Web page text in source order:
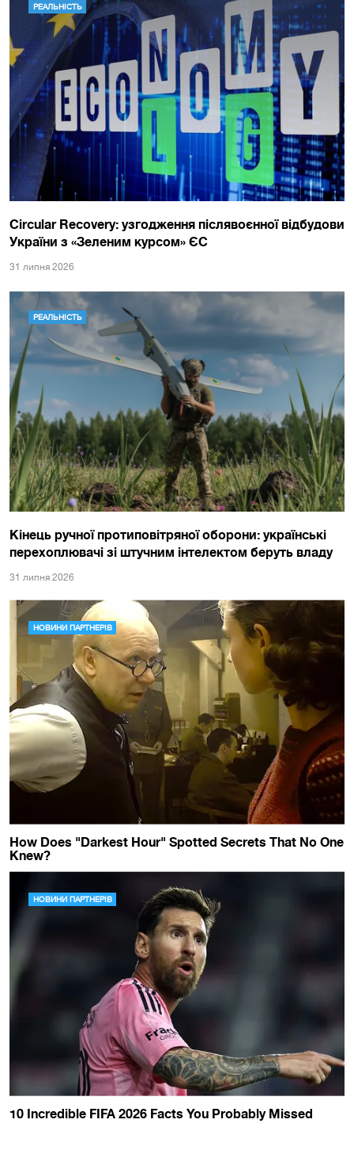
РЕАЛЬНІСТЬ
Circular Recovery: узгодження післявоєнної відбудови
України з «Зеленим курсом» ЄС
31 липня 2026
РЕАЛЬНІСТЬ
Кінець ручної протиповітряної оборони: українські
перехоплювачі зі штучним інтелектом беруть владу
31 липня 2026